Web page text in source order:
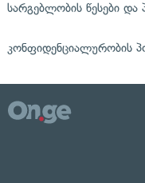
სარგებლობის წესები და
კონფიდენციალურობის